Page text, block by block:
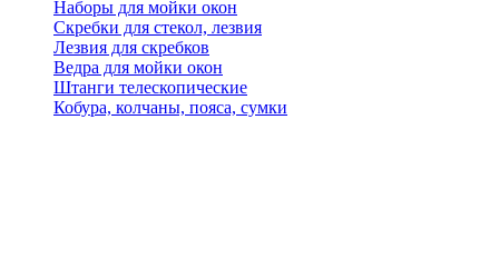
Наборы для мойки окон
Скребки для стекол, лезвия
Лезвия для скребков
Ведра для мойки окон
Штанги телескопические
Кобура, колчаны, пояса, сумки